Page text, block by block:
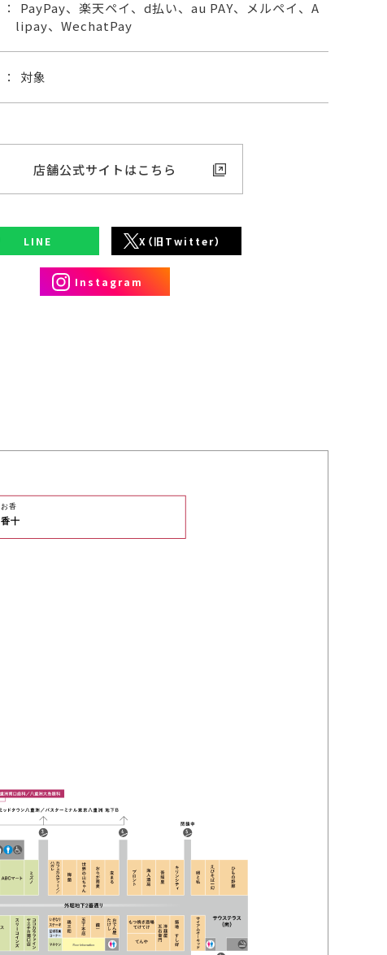
PayPay、楽天ペイ、d払い、au PAY、メルペイ、A
lipay、WechatPay
対象
店舗公式サイトはこちら
LINE X（旧Twitter）
Instagram
お香
香十